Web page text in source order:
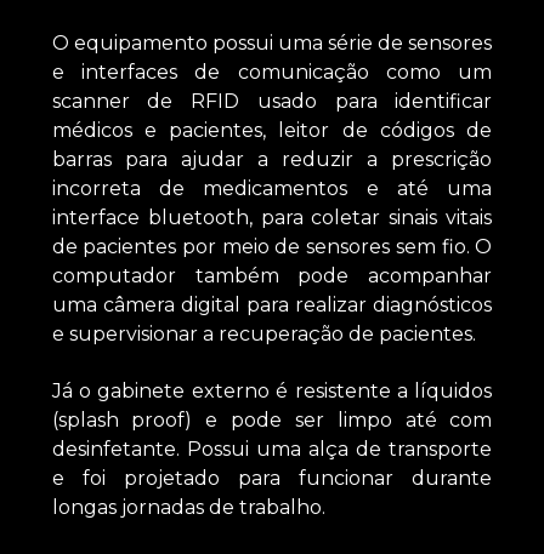
O equipamento possui uma série de sensores
e interfaces de comunicação como um
scanner de RFID usado para identificar
médicos e pacientes, leitor de códigos de
barras para ajudar a reduzir a prescrição
incorreta de medicamentos e até uma
interface bluetooth, para coletar sinais vitais
de pacientes por meio de sensores sem fio. O
computador também pode acompanhar
uma câmera digital para realizar diagnósticos
e supervisionar a recuperação de pacientes.
Já o gabinete externo é resistente a líquidos
(splash proof) e pode ser limpo até com
desinfetante. Possui uma alça de transporte
e foi projetado para funcionar durante
longas jornadas de trabalho.